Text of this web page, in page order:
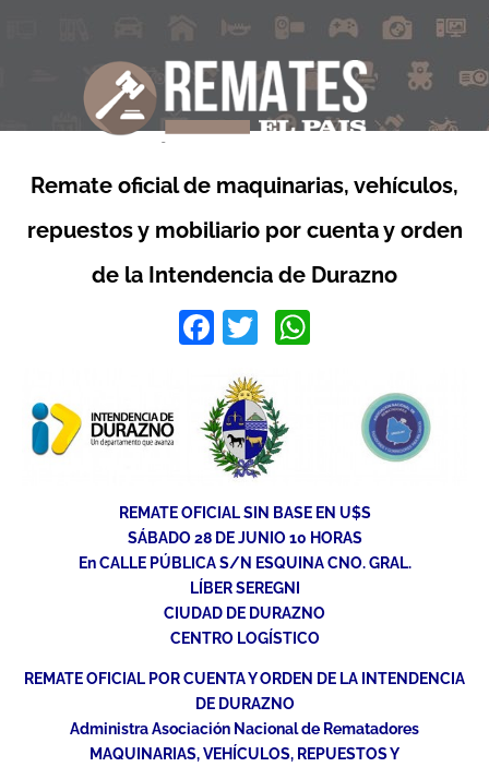
Remate oficial de maquinarias, vehículos,
repuestos y mobiliario por cuenta y orden
de la Intendencia de Durazno
Facebook
Twitter
REMATE OFICIAL SIN BASE EN U$S
SÁBADO 28 DE JUNIO 10 HORAS
En CALLE PÚBLICA S/N ESQUINA CNO. GRAL.
LÍBER SEREGNI
CIUDAD DE DURAZNO
CENTRO LOGÍSTICO
REMATE OFICIAL POR CUENTA Y ORDEN DE LA INTENDENCIA
DE DURAZNO
Administra Asociación Nacional de Rematadores
MAQUINARIAS, VEHÍCULOS, REPUESTOS Y